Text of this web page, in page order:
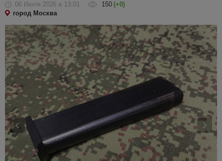
06 Июля 2026 в 13:01 150 (+0)
город Москва